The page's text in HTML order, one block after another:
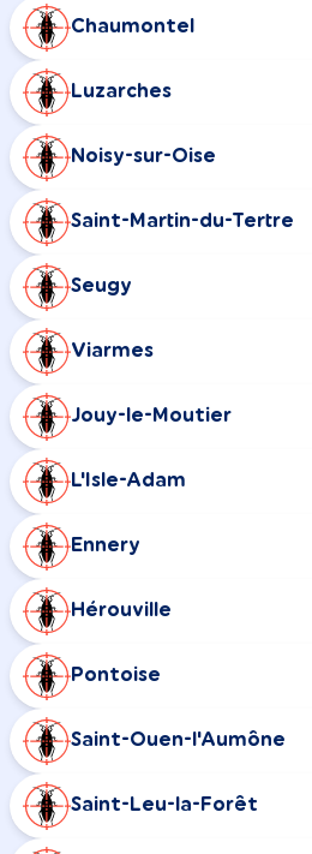
Chaumontel
Luzarches
Noisy-sur-Oise
Saint-Martin-du-Tertre
Seugy
Viarmes
Jouy-le-Moutier
L'Isle-Adam
Ennery
Hérouville
Pontoise
Saint-Ouen-l'Aumône
Saint-Leu-la-Forêt